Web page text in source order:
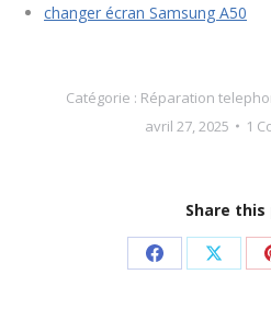
changer écran Samsung A50
Catégorie : Réparation
avril 27, 2025
1
Share this
Partager